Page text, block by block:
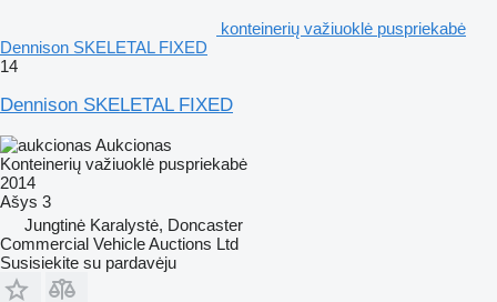
konteinerių važiuoklė puspriekabė
Dennison SKELETAL FIXED
14
Dennison SKELETAL FIXED
Aukcionas
Konteinerių važiuoklė puspriekabė
2014
Ašys 3
Jungtinė Karalystė, Doncaster
Commercial Vehicle Auctions Ltd
Susisiekite su pardavėju